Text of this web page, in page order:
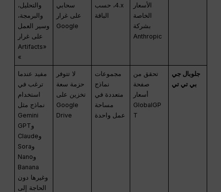
الأسعار
الخاصة
بشركة
Anthropic
4.x، حسب
الباقة
سحابي
على غرار
Google
والتحليل،
والبرمجة،
وسير العمل
على غرار
«Artifacts
»
جلوبال جي
بي تي تي
تحقق من
صفحة
أسعار
GlobalGP
T
مجموعات
نماذج
متعددة في
مساحة
عمل واحدة
لا تتوفر
حزمة سعة
تخزين على
Google
Drive
مفيد عندما
ترغب في
استخدام
نماذج مثل
Gemini
وGPT
وClaude
وSora
وNano
Banana
وغيرها دون
الحاجة إلى